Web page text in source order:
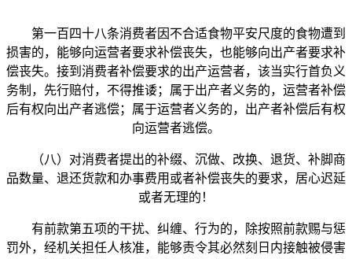
第一百四十八条消费者因不合适食物平安尺度的食物遭到
损害的，能够向运营者要求补偿丧失，也能够向出产者要求补
偿丧失。接到消费者补偿要求的出产运营者，该当实行首负义
务制，先行赔付，不得推诿；属于出产者义务的，运营者补偿
后有权向出产者逃偿；属于运营者义务的，出产者补偿后有权
向运营者逃偿。
（八）对消费者提出的补缀、沉做、改换、退货、补脚商
品数量、退还货款和办事费用或者补偿丧失的要求，居心迟延
或者无理的！
有前款第五项的干扰、纠缠、行为的，除按照前款赐与惩
罚外，经机关担任人核准，能够责令其必然刻日内接触被侵害